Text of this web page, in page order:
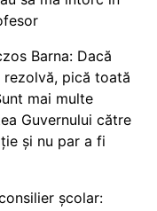
Barna: Dacă
rezolvă, pică toată
mai multe
Guvernului către
și nu par a fi
școlar: